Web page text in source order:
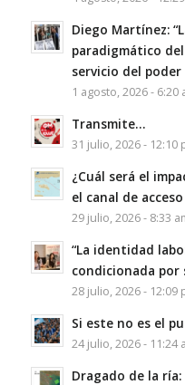
Diego Martínez:
paradigmático
servicio del poder
1 agosto, 2026 - 6:20
Transmite…
31 julio, 2026 - 12:10
¿Cuál será el
el canal de
29 julio, 2026 - 8:33
“La identidad
condicionada por
28 julio, 2026 - 12:09
Si este no es el
24 julio, 2026 - 11:24
Dragado de la